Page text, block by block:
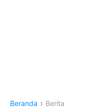
Beranda Berita